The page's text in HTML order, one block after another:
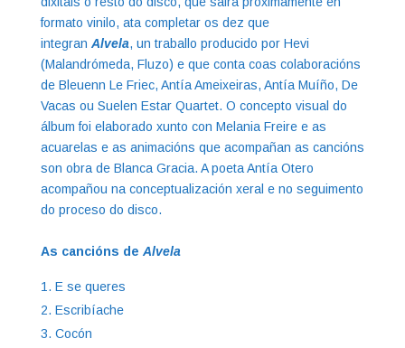
formato vinilo, ata completar os dez que
integran Alvela, un traballo producido por Hevi
(Malandrómeda, Fluzo) e que conta coas colaboracións
de Bleuenn Le Friec, Antía Ameixeiras, Antía Muíño, De
Vacas ou Suelen Estar Quartet. O concepto visual do
álbum foi elaborado xunto con Melania Freire e as
acuarelas e as animacións que acompañan as cancións
son obra de Blanca Gracia. A poeta Antía Otero
acompañou na conceptualización xeral e no seguimento
do proceso do disco.
As cancións de Alvela
E se queres
Escribíache
Cocón